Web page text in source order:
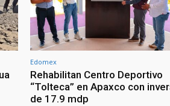
Edomex
Rehabilitan Centro Deportivo
“Tolteca” en Apaxco con
de 17.9 mdp